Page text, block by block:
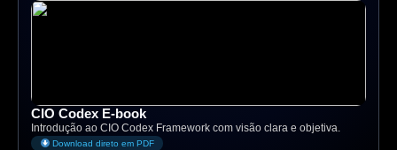
CIO Codex E-book
Introdução ao CIO Codex Framework com visão clara e objetiva.
Download direto em PDF